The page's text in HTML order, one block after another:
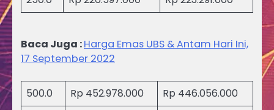
Baca Juga :Harga Emas UBS & Antam Hari Ini,
17 September 2022
500.0 Rp 452.978.000
Rp 446.056.000